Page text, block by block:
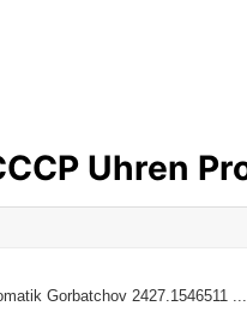
Uhren
Gorbatchov 2427.1546511 ...